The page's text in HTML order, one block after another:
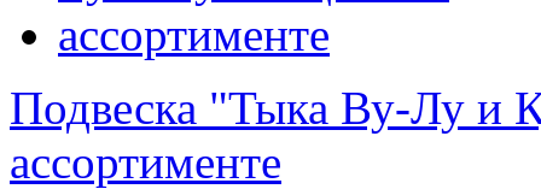
Подвеска "Тыка Ву-Лу и
ассортименте